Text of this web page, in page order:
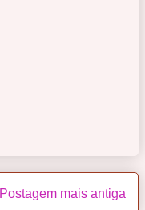
Postagem mais antiga